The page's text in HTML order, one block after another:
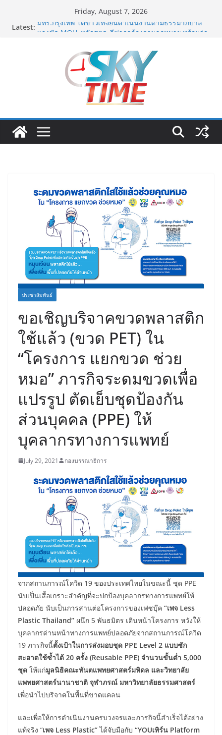
Friday, August 7, 2026
Latest: มทร.กรุงเทพ โต้ข่าวเท็จยันดำเนินงานตามธรรมาภิบาล
ฟุตซอลไทย พ่าย รัสเซีย 1-7 ส่งท้ายรายการ คอนติเนนทัล
ฟุตซอล แชมเปี้ยนชิพ 2026
ททท. เดินหน้ารุกตลาด Corporate Travel ดึงเอเย่นต์กว่า
52 บริษัท ทดสอบเส้นทางท่องเที่ยว Corporate ยกระดับ
ภาคตะวันออกสู่จุดหมายปลายทางคุณภาพ
ททท. ต้อนรับเที่ยวบินปฐมฤกษ์สายการบิน TransNusa
Airlines เส้นทางจาการ์ตา-กรุงเทพฯ เสริม Air
Connectivity ดึงนักท่องเที่ยวคุณภาพจากอินโดนีเซีย เริ่ม
เที่ยวแรกบินแรก 6 สิงหาคมนี้
ม.วลัยลักษณ์ จับมือ รพ.กรุงเทพสิริโรจน์ ยกระดับ
ประชาสัมพันธ์
ขอเชิญบริจาคขวดพลาสติก
ใช้แล้ว (ขวด PET) ใน
“โครงการ แยกขวด ช่วย
หมอ” ภารกิจระดมขวดเพื่อ
แปรรูป ตัดเย็บชุดป้องกัน
ส่วนบุคคล (PPE) ให้
บุคลากรทางการแพทย์
July 29, 2021 กองบรรณาธิการ
จากสถานการณ์โควิด 19 ของประเทศไทยในขณะนี้ ชุด PPE
นับเป็นเสื้อเกราะสำคัญที่จะปกป้องบุคลากรทางการแพทย์ให้
ปลอดภัย นับเป็นการสานต่อโครงการของเฟซบุ๊ค “เพจ Less
Plastic Thailand” ผนึก 5 พันธมิตร เดินหน้าโครงการ หวังให้
บุคลากรด่านหน้าทางการแพทย์ปลอดภัยจากสถานการณ์โควิด
19 ภารกิจนี้ตั้งเป้าในการส่งมอบชุด PPE Level 2 แบบซัก
สะอาดใช้ซ้ำได้ 20 ครั้ง (Reusable PPE) จำนวนขั้นต่ำ 5,000
ชุด ให้แก่มูลนิธิคณะทันตแพทยศาสตร์มหิดล และวิทยาลัย
แพทยศาสตร์นานาชาติ จุฬาภรณ์ มหาวิทยาลัยธรรมศาสตร์
เพื่อนำไปบริจาคในพื้นที่ขาดแคลน
และเพื่อให้การดำเนินงานครบวงจรและภารกิจนี้สำเร็จได้อย่าง
แท้จริง “เพจ Less Plastic”ได้จับมือกับ “YOUเทิร์น Platform